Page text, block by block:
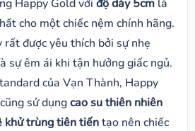
Happy Gold với độ dày 5cm là
cho một chiếc nệm chính hãng.
rất được yêu thích bởi sự nhẹ
sự êm ái khi tận hưởng giấc ngủ.
của Vạn Thành, Happy
sử dụngcao su thiên nhiên
khử trùng tiên tiếntạo nên chiếc